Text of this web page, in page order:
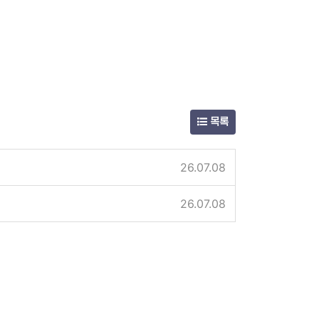
목록
26.07.08
26.07.08